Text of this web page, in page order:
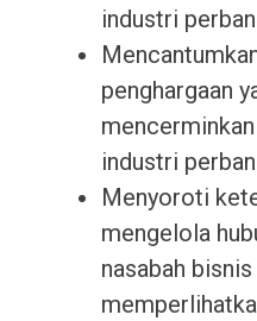
industri
penghargaan
industri
Menyoroti
mengelola
nasabah